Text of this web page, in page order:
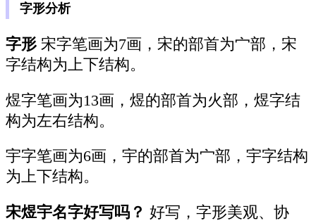
字形分析
字形 宋字笔画为7画，宋的部首为宀部，宋
字结构为上下结构。
煜字笔画为13画，煜的部首为火部，煜字结
构为左右结构。
宇字笔画为6画，宇的部首为宀部，宇字结构
为上下结构。
宋煜宇名字好写吗？ 好写，字形美观、协